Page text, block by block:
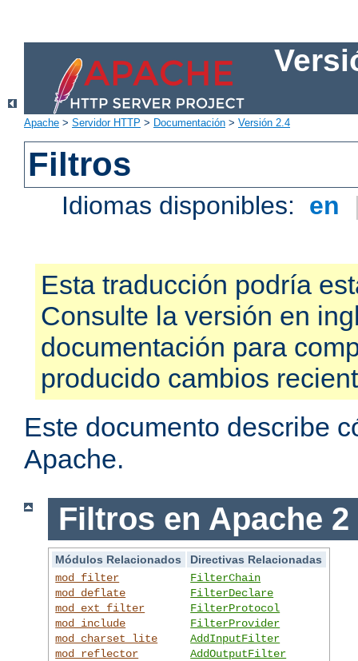
Apache > Servidor HTTP > Documentación > Versión 2.4
Filtros
Idiomas disponibles: en
Esta traducción podría
Consulte la versión en
documentación para
producido cambios
Este documento describe
Apache.
Filtros en Apache 2
Módulos Relacionados
Directivas Relacionadas
mod_filter
mod_deflate
mod_ext_filter
mod_include
mod_charset_lite
mod_reflector
FilterChain
FilterDeclare
FilterProtocol
FilterProvider
AddInputFilter
AddOutputFilter